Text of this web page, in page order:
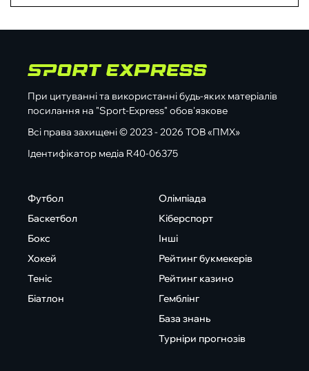
При цитуванні та використанні будь-яких матеріалів
посилання на "Sport-Express" обов'язкове
Всі права захищені © 2023 - 2026 ТОВ «ПМХ»
Ідентифікатор медіа R40-06375
Футбол
Баскетбол
Бокс
Хокей
Теніс
Біатлон
Олімпіада
Кіберспорт
Інші
Рейтинг букмекерів
Рейтинг казино
Гемблінг
База знань
Турніри прогнозів